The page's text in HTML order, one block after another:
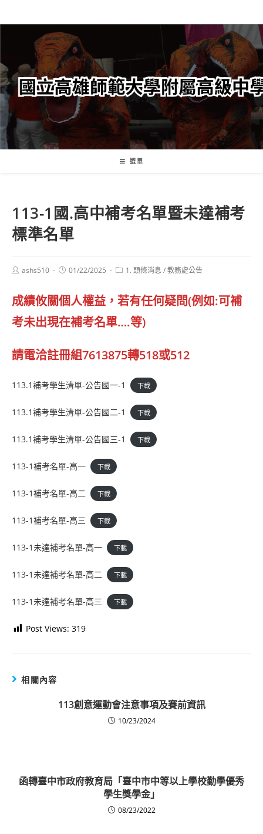
轉
要
內
容
選單
113-1國.高中補考名單暨未達補考
標準名單
Postashs510
Post01/22/2025
Post1. 頭條消息 /教務處公告
成績攸關個人權益，若有任何疑問(例如:可補
考未出現在補考名單….等)
請電洽註冊組7613875轉518或512
113.1補考學生清單-公告國一-1 下載
113.1補考學生清單-公告國二-1 下載
113.1補考學生清單-公告國三-1 下載
113-1補考名單-高一 下載
113-1補考名單-高二 下載
113-1補考名單-高三 下載
113-1未達補考名單-高一 下載
113-1未達補考名單-高二 下載
113-1未達補考名單-高三 下載
Post Views: 319
相關內容
113創意運動會注意事項及賽前資訊
10/23/2024
函轉臺中市政府教育局「臺中市中等以上學校勤學優秀
學生獎學金」
08/23/2022